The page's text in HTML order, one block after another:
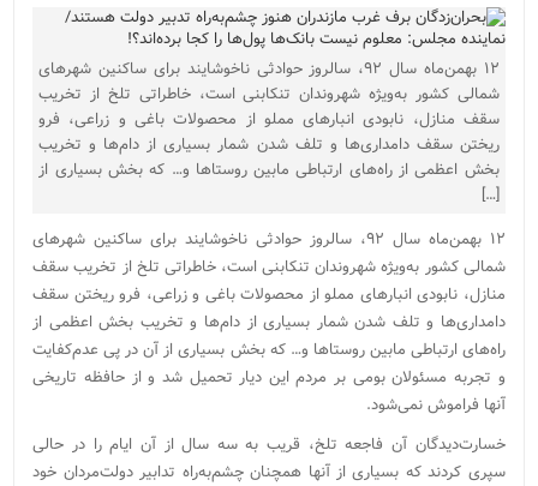
۱۲ بهمن‌ماه سال ۹۲، سالروز حوادثی ناخوشایند برای ساکنین شهرهای
شمالی کشور به‌ویژه شهروندان تنکابنی است، خاطراتی تلخ از تخریب
سقف منازل، نابودی انبارهای مملو از محصولات باغی و زراعی، فرو
ریختن سقف دامداری‌ها و تلف شدن شمار بسیاری از دام‌ها و تخریب
بخش اعظمی از راه‌های ارتباطی مابین روستاها و… که بخش بسیاری از
[…]
۱۲ بهمن‌ماه سال ۹۲، سالروز حوادثی ناخوشایند برای ساکنین شهرهای
شمالی کشور به‌ویژه شهروندان تنکابنی است، خاطراتی تلخ از تخریب سقف
منازل، نابودی انبارهای مملو از محصولات باغی و زراعی، فرو ریختن سقف
دامداری‌ها و تلف شدن شمار بسیاری از دام‌ها و تخریب بخش اعظمی از
راه‌های ارتباطی مابین روستاها و… که بخش بسیاری از آن‌ در پی عدم‌کفایت
و تجربه مسئولان بومی بر مردم این دیار تحمیل شد و از حافظه تاریخی
آنها فراموش نمی‌شود.
خسارت‌دیدگان آن فاجعه تلخ، قریب به سه سال از آن ایام را در حالی
سپری کردند که بسیاری از آنها همچنان چشم‌به‌راه تدابیر دولت‌مردان خود